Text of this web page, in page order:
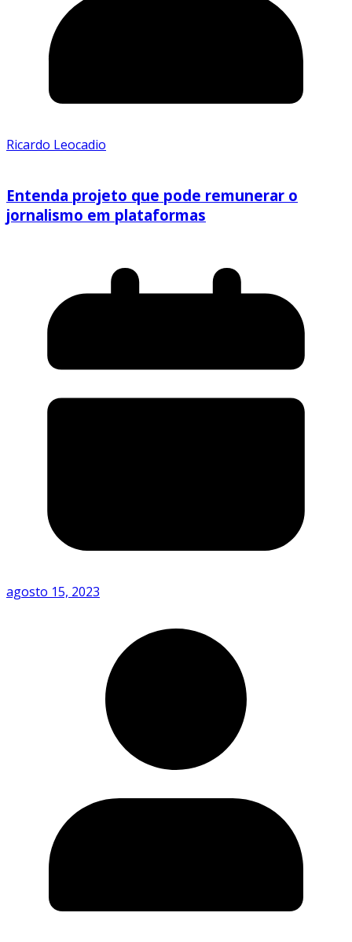
Ricardo Leocadio
Entenda projeto que pode remunerar o
jornalismo em plataformas
agosto 15, 2023